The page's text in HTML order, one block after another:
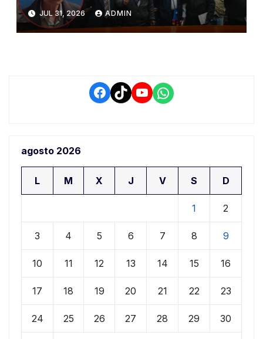
del PIAA por presuntos
conflictos de interés y
retrasos
JUL 31, 2026 ADMIN
Facebook
TikTokYouTube
WhatsApp
agosto 2026
L M X J V S D
1 2
3 4 5 6 7 8 9
10 11 12 13 14 15 16
17 18 19 20 21 22 23
24 25 26 27 28 29 30